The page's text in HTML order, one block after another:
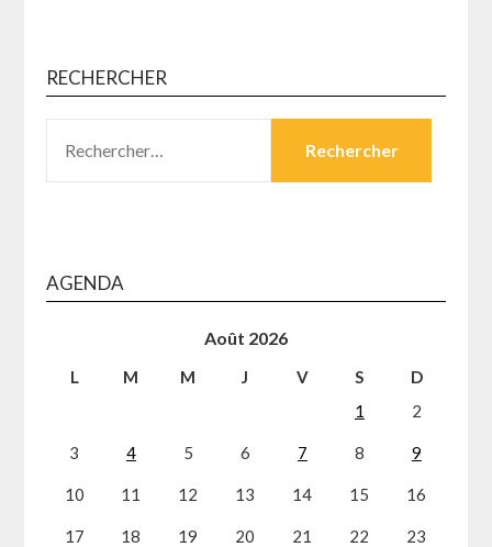
RECHERCHER
AGENDA
Août 2026
L M M J V S
D
1
2
3 4 5 6 7 8 9
10 11 12 13 14 15 16
17 18 19 20 21 22 23